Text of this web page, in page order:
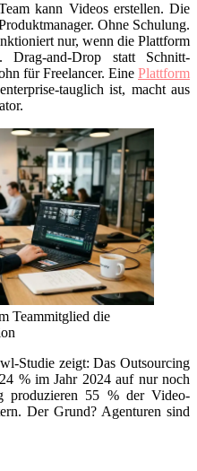
kann Videos erstellen. Die
Ohne Schulung.
nur, wenn die Plattform
Drag-and-Drop statt Schnitt-
für Freelancer. Eine Plattform
tauglich ist, macht aus
Teammitglied die
Studie zeigt: Das Outsourcing
% im Jahr 2024 auf nur noch
produzieren 55 % der Video-
Der Grund? Agenturen sind